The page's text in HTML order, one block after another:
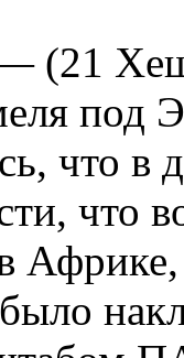
(21
под
что
что